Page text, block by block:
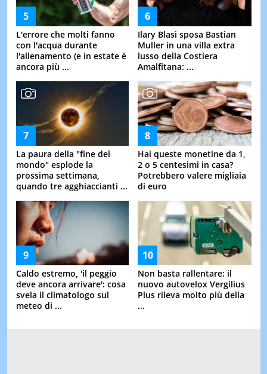
L'errore che molti fanno
con l'acqua durante
l'allenamento (e in estate è
ancora più ...
Ilary Blasi sposa Bastian
Muller in una villa extra
lusso della Costiera
Amalfitana: ...
La paura della "fine del
mondo" esplode la
prossima settimana,
quando tre agghiaccianti ...
Hai queste monetine da 1,
2 o 5 centesimi in casa?
Potrebbero valere migliaia
di euro
Caldo estremo, 'il peggio
deve ancora arrivare': cosa
svela il climatologo sul
meteo di ...
Non basta rallentare: il
nuovo autovelox Vergilius
Plus rileva molto più della
...